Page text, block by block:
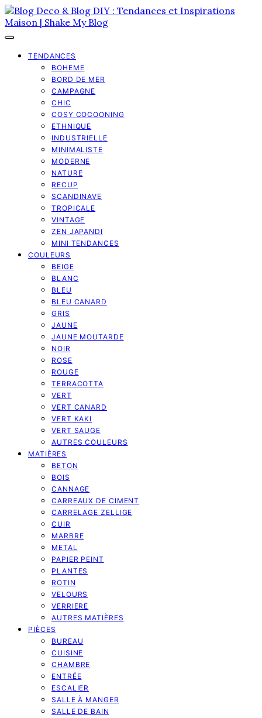
TENDANCES
BOHEME
BORD DE MER
CAMPAGNE
CHIC
COSY COCOONING
ETHNIQUE
INDUSTRIELLE
MINIMALISTE
MODERNE
NATURE
RECUP
SCANDINAVE
TROPICALE
VINTAGE
ZEN JAPANDI
MINI TENDANCES
COULEURS
BEIGE
BLANC
BLEU
BLEU CANARD
GRIS
JAUNE
JAUNE MOUTARDE
NOIR
ROSE
ROUGE
TERRACOTTA
VERT
VERT CANARD
VERT KAKI
VERT SAUGE
AUTRES COULEURS
MATIÈRES
BETON
BOIS
CANNAGE
CARREAUX DE CIMENT
CARRELAGE ZELLIGE
CUIR
MARBRE
METAL
PAPIER PEINT
PLANTES
ROTIN
VELOURS
VERRIERE
AUTRES MATIÈRES
PIÈCES
BUREAU
CUISINE
CHAMBRE
ENTRÉE
ESCALIER
SALLE À MANGER
SALLE DE BAIN